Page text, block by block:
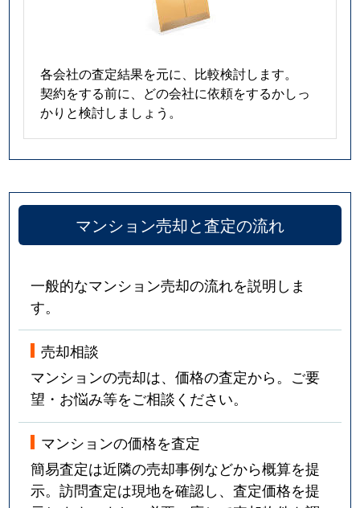
各会社の査定結果を元に、比較検討します。
契約をする前に、どの会社に依頼をするかしっ
かりと検討しましょう。
マンション売却と査定の流れ
一般的なマンション売却の流れを説明しま
す。
売却相談
マンションの売却は、価格の査定から。ご要
望・お悩み等をご相談ください。
マンションの価格を査定
簡易査定は近隣の売却事例などから概算を提
示。訪問査定は現地を確認し、査定価格を提